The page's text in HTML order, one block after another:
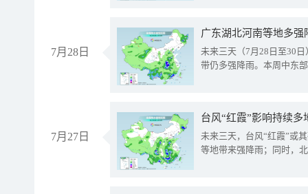
7月28日
广东湖北河南等地多
未来三天（7月28日至30
带仍多强降雨。本周中东
7月27日
台风“红霞”影响持续
未来三天，台风“红霞”或
等地带来强降雨；同时，